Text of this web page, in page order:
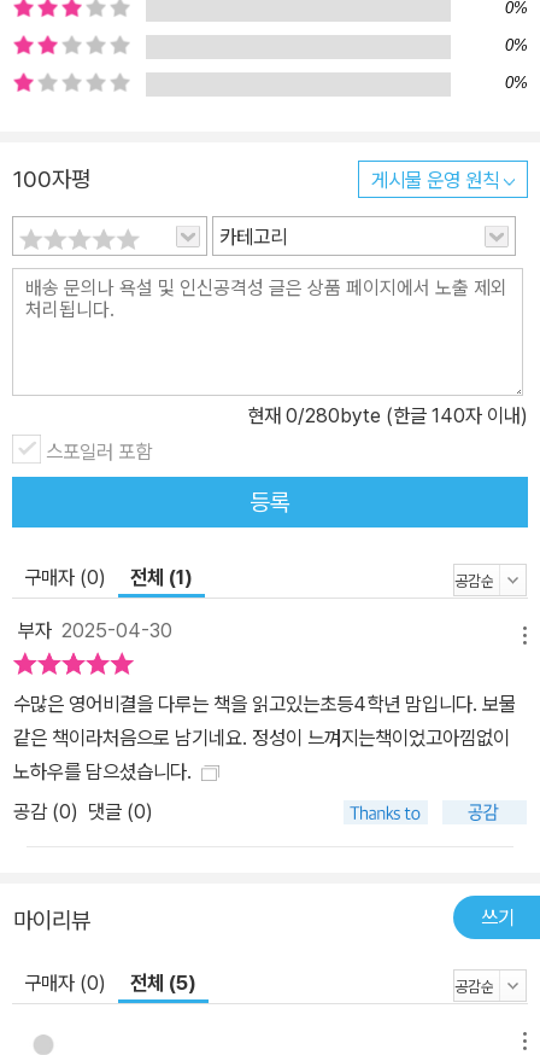
0%
0%
0%
100자평 게시물 운영 원칙
카테고리
현재 0/280byte (한글 140자 이내)
스포일러 포함
등록
구매자 (0) 전체 (1)
부자 2025-04-30
수많은 영어비결을 다루는 책을 읽고있는초등4학년 맘입니다. 보물
같은 책이라처음으로 남기네요. 정성이 느껴지는책이었고아낌없이
노하우를 담으셨습니다.
공감 (0) 댓글 (0)
마이리뷰 쓰기
구매자 (0) 전체 (5)